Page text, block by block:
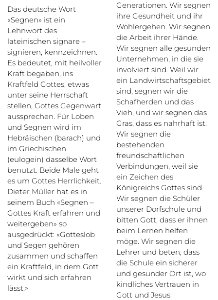
Das deutsche Wort
«Segnen» ist ein
Lehnwort des
lateinischen signare –
signieren, kennzeichnen.
Es bedeutet, mit heilvoller
Kraft begaben, ins
Kraftfeld Gottes, etwas
unter seine Herrschaft
stellen, Gottes Gegenwart
aussprechen. Für Loben
und Segnen wird im
Hebräischen (barach) und
im Griechischen
(eulogein) dasselbe Wort
benutzt. Beide Male geht
es um Gottes Herrlichkeit.
Dieter Müller hat es in
seinem Buch «Segnen –
Gottes Kraft erfahren und
weitergeben» so
ausgedrückt: «Gotteslob
und Segen gehören
zusammen und schaffen
ein Kraftfeld, in dem Gott
wirkt und sich erfahren
lässt.»
Generationen. Wir segnen
ihre Gesundheit und ihr
Wohlergehen. Wir segnen
die Arbeit ihrer Hände.
Wir segnen alle gesunden
Unternehmen, in die sie
involviert sind. Weil wir
ein Landwirtschaftsgebiet
sind, segnen wir die
Schafherden und das
Vieh, und wir segnen das
Gras, dass es nahrhaft ist.
Wir segnen die
bestehenden
freundschaftlichen
Verbindungen, weil sie
ein Zeichen des
Königreichs Gottes sind.
Wir segnen die Schüler
unserer Dorfschule und
bitten Gott, dass er ihnen
beim Lernen helfen
möge. Wir segnen die
Lehrer und beten, dass
die Schule ein sicherer
und gesunder Ort ist, wo
kindliches Vertrauen in
Gott und Jesus